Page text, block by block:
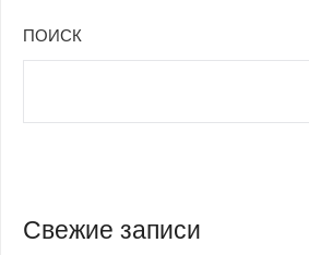
ПОИСК
Свежие записи